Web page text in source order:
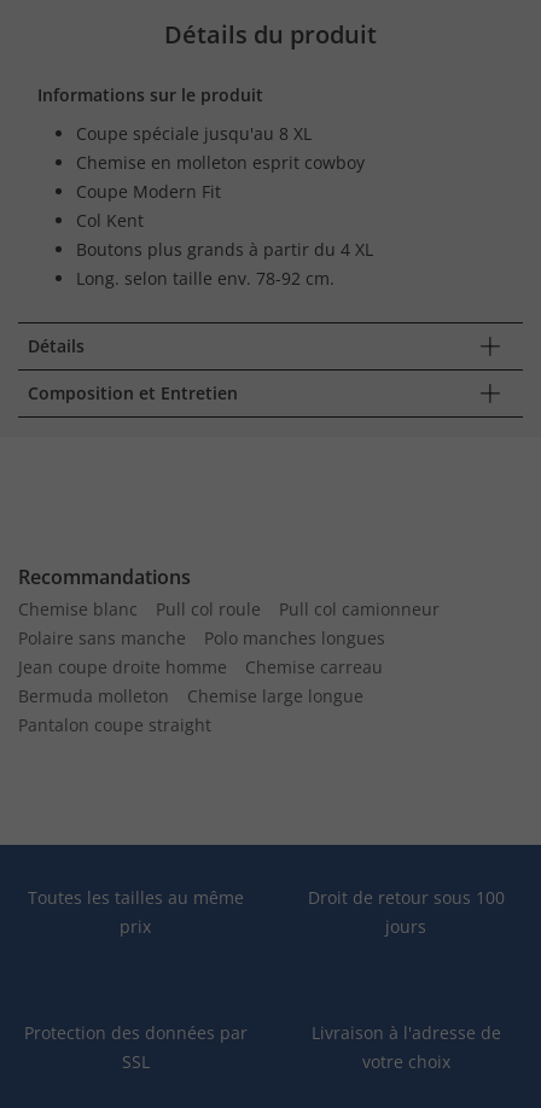
Détails du produit
Informations sur le produit
Coupe spéciale jusqu'au 8 XL
Chemise en molleton esprit cowboy
Coupe Modern Fit
Col Kent
Boutons plus grands à partir du 4 XL
Long. selon taille env. 78-92 cm.
Détails
Composition et Entretien
Recommandations
Chemise blanc Pull col roule
Pull col camionneur
Polaire sans manche
Polo manches longues
Jean coupe droite homme
Chemise carreau
Bermuda molleton
Chemise large longue
Pantalon coupe straight
Toutes les tailles au même
prix
Droit de retour sous 100
jours
Protection des données par
SSL
Livraison à l'adresse de
votre choix